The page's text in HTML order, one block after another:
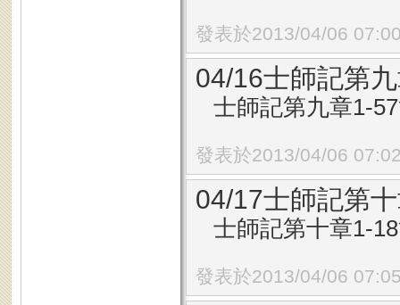
發表於2013/04/06
04/16士師記第
士師記第九章1-
發表於2013/04/06
04/17士師記第
士師記第十章1-
發表於2013/04/06